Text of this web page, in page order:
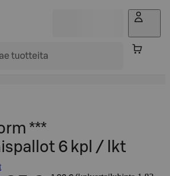
***
6 kpl / lkt